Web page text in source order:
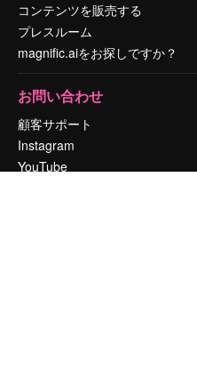
コンテンツを販売する
プレスルーム
magnific.aiをお探しですか？
お問い合わせ
顧客サポート
Instagram
YouTube